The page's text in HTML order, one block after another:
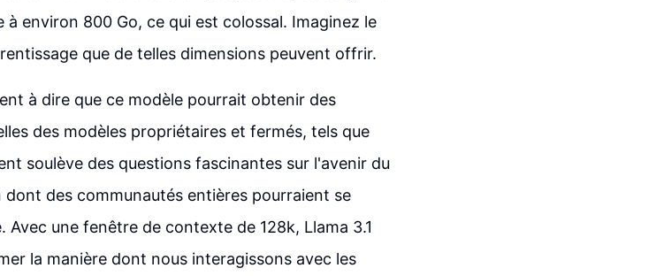
à environ 800 Go, ce qui est colossal. Imaginez le
que de telles dimensions peuvent offrir.
à dire que ce modèle pourrait obtenir des
des modèles propriétaires et fermés, tels que
soulève des questions fascinantes sur l'avenir du
des communautés entières pourraient se
Avec une fenêtre de contexte de 128k, Llama 3.1
la manière dont nous interagissons avec les